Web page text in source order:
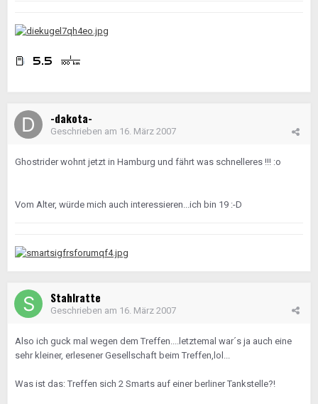
-dakota-
Geschrieben am 16. März 2007
Ghostrider wohnt jetzt in Hamburg und fährt was schnelleres !!! :o
Vom Alter, würde mich auch interessieren...ich bin 19 :-D
Stahlratte
Geschrieben am 16. März 2007
Also ich guck mal wegen dem Treffen....letztemal war´s ja auch eine
sehr kleiner, erlesener Gesellschaft beim Treffen,lol...
Was ist das: Treffen sich 2 Smarts auf einer berliner Tankstelle?!